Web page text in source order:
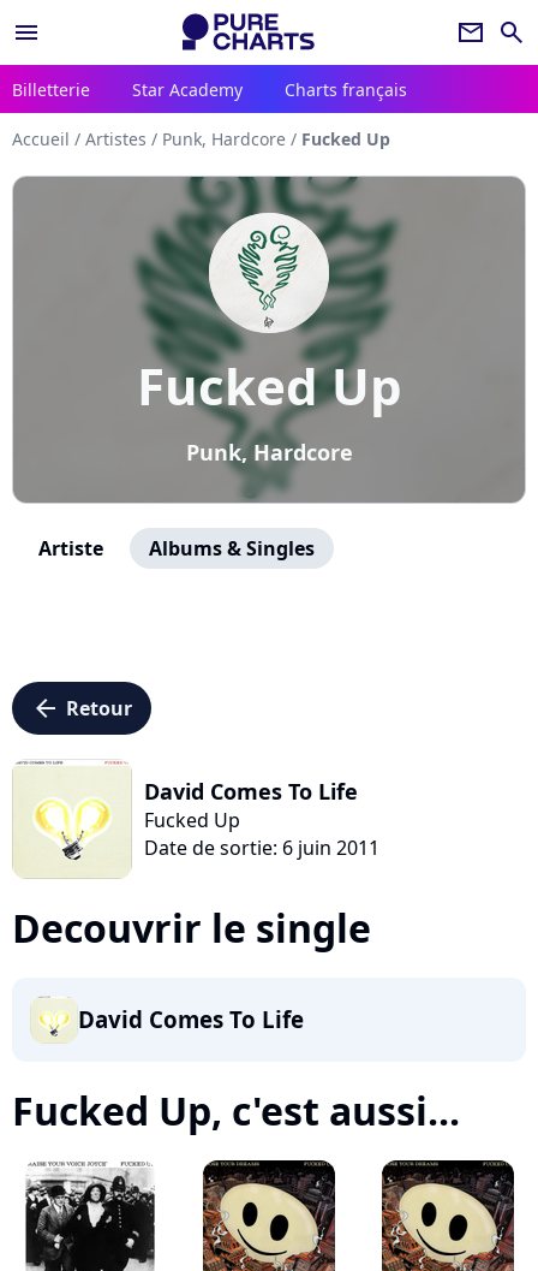
menu newsletter search
Billetterie Star Academy Charts français
Accueil / Artistes / Punk, Hardcore / Fucked Up
Fucked Up
Punk, Hardcore
Artiste Albums & Singles
arrow_left Retour
David Comes To Life
Fucked Up
Date de sortie: 6 juin 2011
Decouvrir le single
David Comes To Life
Fucked Up, c'est aussi...